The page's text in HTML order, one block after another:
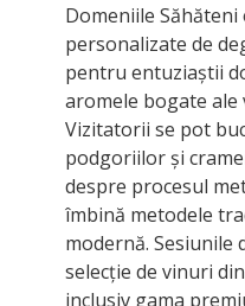
Domeniile
personalizate de
pentru entuziaștii
aromele bogate
Vizitatorii se pot
podgoriilor și
despre procesul
îmbină metodele
modernă. Sesiunile
selecție de vinuri
inclusiv gama